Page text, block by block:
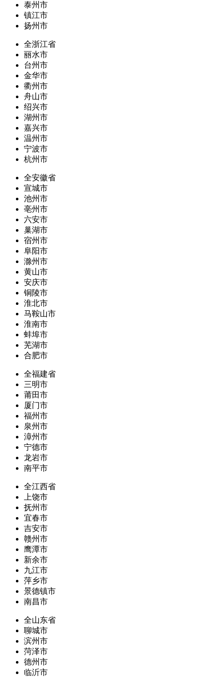
泰州市
镇江市
扬州市
全浙江省
丽水市
台州市
金华市
衢州市
舟山市
绍兴市
湖州市
嘉兴市
温州市
宁波市
杭州市
全安徽省
宣城市
池州市
亳州市
六安市
巢湖市
宿州市
阜阳市
滁州市
黄山市
安庆市
铜陵市
淮北市
马鞍山市
淮南市
蚌埠市
芜湖市
合肥市
全福建省
三明市
莆田市
厦门市
福州市
泉州市
漳州市
宁德市
龙岩市
南平市
全江西省
上饶市
抚州市
宜春市
吉安市
赣州市
鹰潭市
新余市
九江市
萍乡市
景德镇市
南昌市
全山东省
聊城市
滨州市
菏泽市
德州市
临沂市